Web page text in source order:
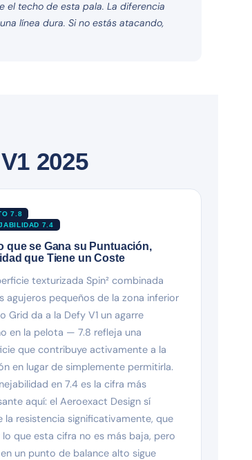
el techo de esta pala. La diferencia
línea dura. Si no estás atacando,
2025
7.8
7.4
que se Gana su Puntuación,
que Tiene un Coste
texturizada Spin² combinada
agujeros pequeños de la zona inferior
Grid da a la Defy V1 un agarre
en la pelota — 7.8 refleja una
que contribuye activamente a la
en lugar de simplemente permitirla.
en 7.4 es la cifra más
aquí: el Aeroexact Design sí
la resistencia significativamente, que
que esta cifra no es más baja, pero
un punto de balance alto sigue